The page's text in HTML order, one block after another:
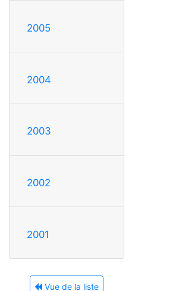
2005
2004
2003
2002
2001
Vue de la liste